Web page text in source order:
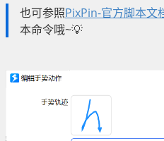
也可参照PixPin-官方脚本文
本命令哦~💡